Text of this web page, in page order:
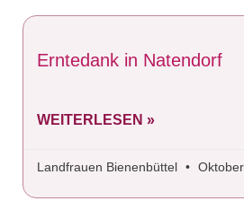
Erntedank in Natendorf
WEITERLESEN »
Landfrauen Bienenbüttel